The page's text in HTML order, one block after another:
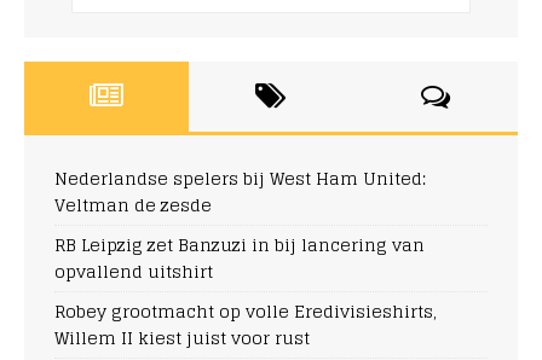
Nederlandse spelers bij West Ham United:
Veltman de zesde
RB Leipzig zet Banzuzi in bij lancering van
opvallend uitshirt
Robey grootmacht op volle Eredivisieshirts,
Willem II kiest juist voor rust